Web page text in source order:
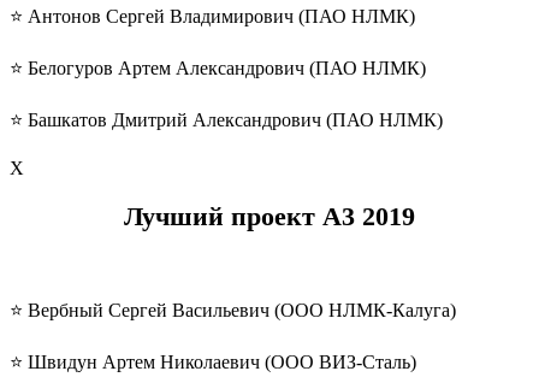
⭐️ Антонов Сергей Владимирович (ПАО НЛМК)
⭐️ Белогуров Артем Александрович (ПАО НЛМК)
⭐️ Башкатов Дмитрий Александрович (ПАО НЛМК)
Х
Лучший проект А3 2019
⭐️ Вербный Сергей Васильевич (ООО НЛМК-Калуга)
⭐️ Швидун Артем Николаевич (ООО ВИЗ-Сталь)